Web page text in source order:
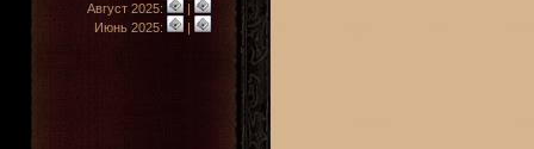
Август 2025:
|
Июнь 2025:
|